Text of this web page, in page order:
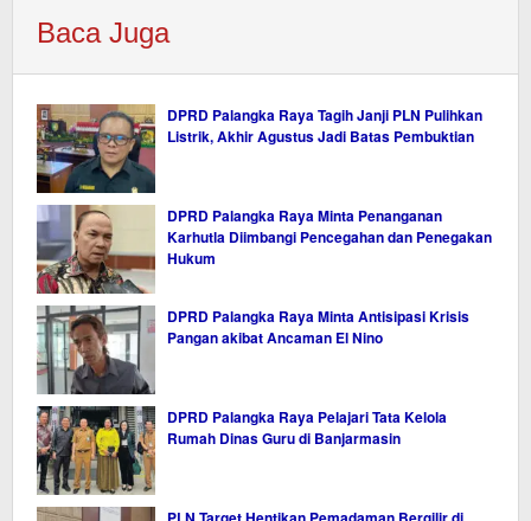
Baca Juga
DPRD Palangka Raya Tagih Janji PLN Pulihkan
Listrik, Akhir Agustus Jadi Batas Pembuktian
DPRD Palangka Raya Minta Penanganan
Karhutla Diimbangi Pencegahan dan Penegakan
Hukum
DPRD Palangka Raya Minta Antisipasi Krisis
Pangan akibat Ancaman El Nino
DPRD Palangka Raya Pelajari Tata Kelola
Rumah Dinas Guru di Banjarmasin